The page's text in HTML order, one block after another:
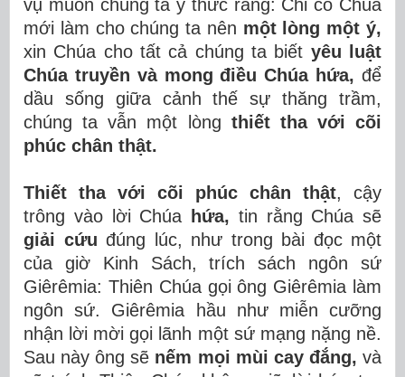
vụ muốn chúng ta ý thức rằng: Chỉ có Chúa
mới làm cho chúng ta nên một lòng một ý,
xin Chúa cho tất cả chúng ta biết yêu luật
Chúa truyền và mong điều Chúa hứa, để
dầu sống giữa cảnh thế sự thăng trầm,
chúng ta vẫn một lòng thiết tha với cõi
phúc chân thật.
Thiết tha với cõi phúc chân thật, cậy
trông vào lời Chúa
hứa, tin rằng Chúa sẽ
giải cứu đúng lúc, như trong bài đọc một
của giờ Kinh Sách, trích sách ngôn sứ
Giêrêmia: Thiên Chúa gọi ông Giêrêmia làm
ngôn sứ. Giêrêmia hầu như miễn cưỡng
nhận lời mời gọi lãnh một sứ mạng nặng nề.
Sau này ông sẽ nếm mọi mùi cay đắng, và